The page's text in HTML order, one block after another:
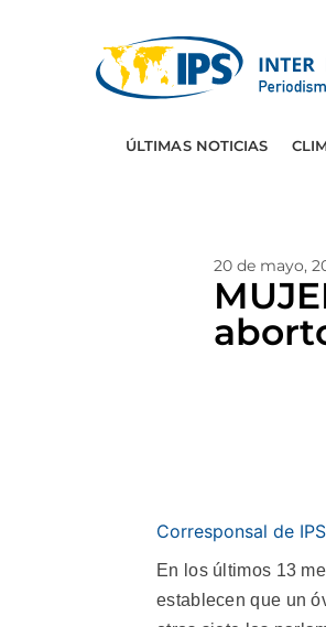
ÚLTIMAS NOTICIAS
20 de mayo,
Corresponsal de IPS
En los últimos 13
establecen que un